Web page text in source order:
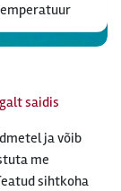
saidis
ja võib
me
sihtkoha